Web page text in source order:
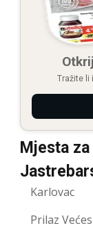
Tražite li
Mjesta
Karlovac
Prilaz